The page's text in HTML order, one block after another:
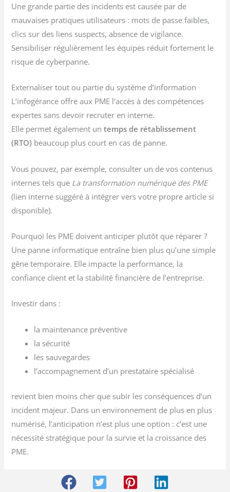
Une grande partie des incidents est causée par de
mauvaises pratiques utilisateurs : mots de passe faibles,
clics sur des liens suspects, absence de vigilance.
Sensibiliser régulièrement les équipes réduit fortement le
risque de cyberpanne.
Externaliser tout ou partie du système d’information
L’infogérance offre aux PME l’accès à des compétences
expertes sans devoir recruter en interne.
Elle permet également untemps de rétablissement
(RTO) beaucoup plus court en cas de panne.
Vous pouvez, par exemple, consulter un de vos contenus
internes tels que La transformation numérique des PME
(lien interne suggéré à intégrer vers votre propre article si
disponible).
Pourquoi les PME doivent anticiper plutôt que réparer ?
Une panne informatique entraîne bien plus qu’une simple
gêne temporaire. Elle impacte la performance, la
confiance client et la stabilité financière de l’entreprise.
Investir dans :
la maintenance préventive
la sécurité
les sauvegardes
l’accompagnement d’un prestataire spécialisé
revient bien moins cher que subir les conséquences d’un
incident majeur. Dans un environnement de plus en plus
numérisé, l’anticipation n’est plus une option : c’est une
nécessité stratégique pour la survie et la croissance des
PME.